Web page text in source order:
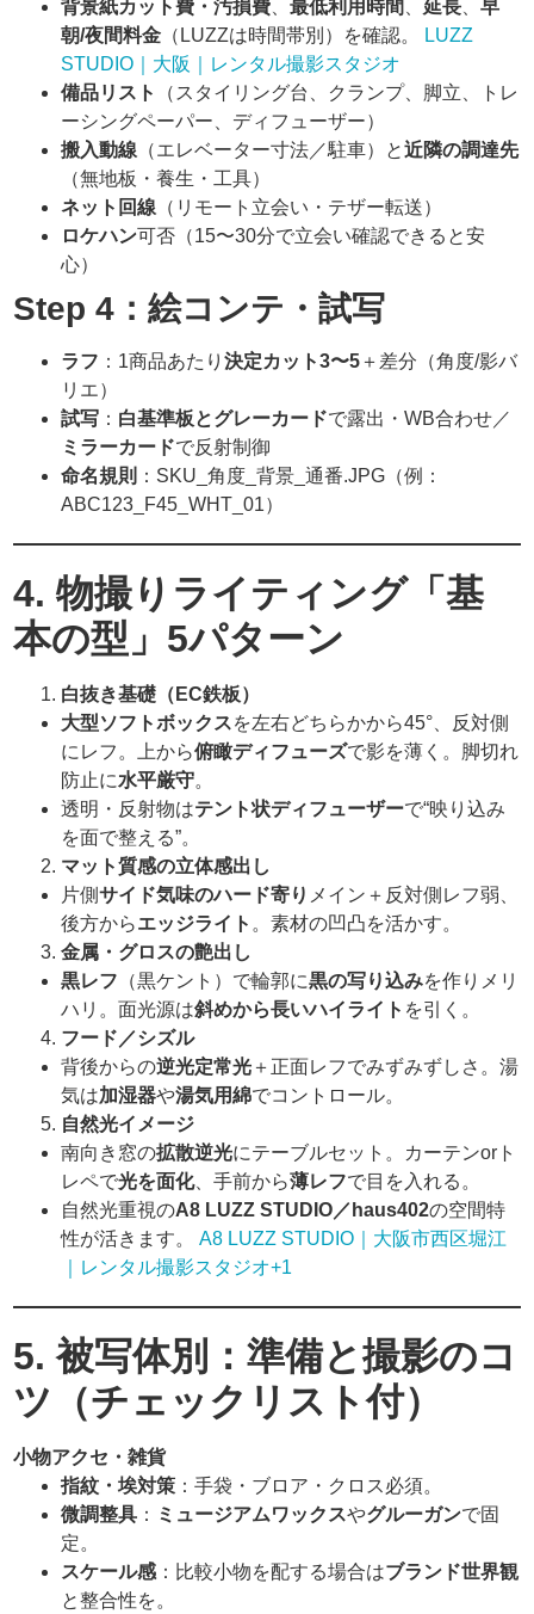
背景紙カット費・汚損費 、最低利用時間 、延長 、早
朝/夜間料金 （LUZZは時間帯別）を確認。
LUZZ
STUDIO｜大阪｜レンタル撮影スタジオ
備品リスト
（スタイリング台、クランプ、脚立、トレ
ーシングペーパー、ディフューザー）
搬入動線 （エレベーター寸法／駐車）と近隣の調達先
（無地板・養生・工具）
ネット回線 （リモート立会い・テザー転送）
ロケハン可否（15〜30分で立会い確認できると安
心）
Step 4：絵コンテ・試写
ラフ ：1商品あたり決定カット3〜5 ＋差分（角度/影バ
リエ）
試写 ： 白基準板とグレーカードで露出・WB合わせ／
ミラーカードで反射制御
命名規則 ：SKU_角度_背景_通番.JPG（例：
ABC123_F45_WHT_01）
4. 物撮りライティング「基
本の型」5パターン
白抜き基礎（EC鉄板）
大型ソフトボックスを左右どちらかから45°、反対側
にレフ。上から俯瞰ディフューズで影を薄く。脚切れ
防止に水平厳守。
透明・反射物はテント状ディフューザーで“映り込み
を面で整える”。
マット質感の立体感出し
片側サイド気味のハード寄り メイン＋反対側レフ弱、
後方からエッジライト 。素材の凹凸を活かす。
金属・グロスの艶出し
黒レフ （黒ケント）で輪郭に黒の写り込みを作りメリ
ハリ。面光源は斜めから長いハイライト を引く。
フード／シズル
背後からの逆光定常光 ＋正面レフでみずみずしさ。湯
気は加湿器や湯気用綿でコントロール。
自然光イメージ
南向き窓の拡散逆光にテーブルセット。カーテンorト
レペで光を面化、手前から薄レフで目を入れる。
自然光重視のA8 LUZZ STUDIO／haus402の空間特
性が活きます。A8 LUZZ STUDIO｜大阪市西区堀江
｜レンタル撮影スタジオ+1
5. 被写体別：準備と撮影のコ
ツ（チェックリスト付）
小物アクセ・雑貨
指紋・埃対策 ：手袋・ブロア・クロス必須。
微調整具 ： ミュージアムワックスやグルーガンで固
定。
スケール感 ：比較小物を配する場合はブランド世界観
と整合性を。